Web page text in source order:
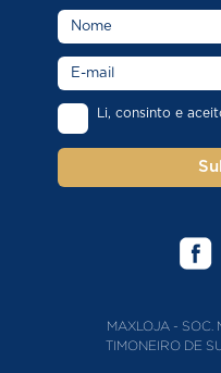
Li, consinto e
MAXLOJA - SOC.
TIMONEIRO DE